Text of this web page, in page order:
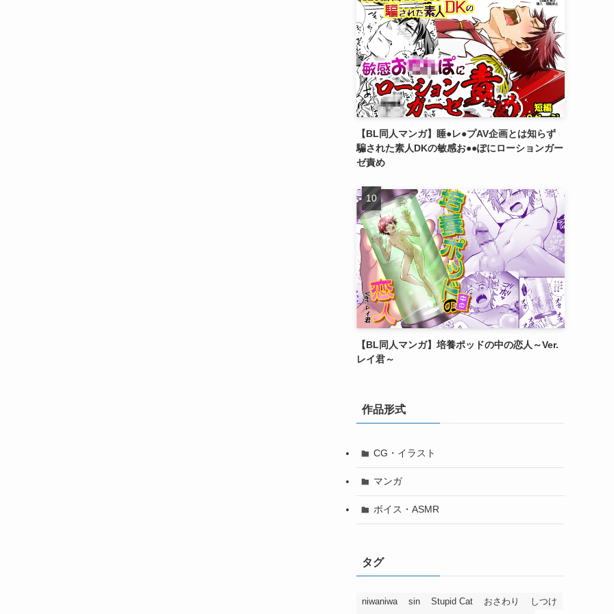
【BL同人マンガ】睡●レ●プAV企画とは知らず
騙された素人DKの敏感お●●ぽにローションガー
ゼ責め
【BL同人マンガ】培養ポッドの中の恋人～Ver.
レイ君～
作品形式
CG・イラスト
マンガ
ボイス・ASMR
タグ
niwaniwa sin Stupid Cat おさわり
しつけ